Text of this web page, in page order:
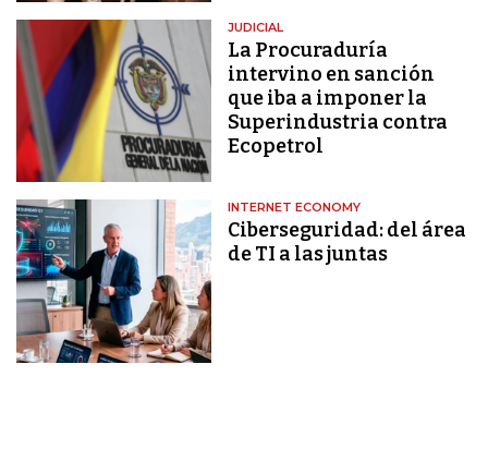
JUDICIAL
La Procuraduría
intervino en sanción
que iba a imponer la
Superindustria contra
Ecopetrol
INTERNET ECONOMY
Ciberseguridad: del área
de TI a las juntas